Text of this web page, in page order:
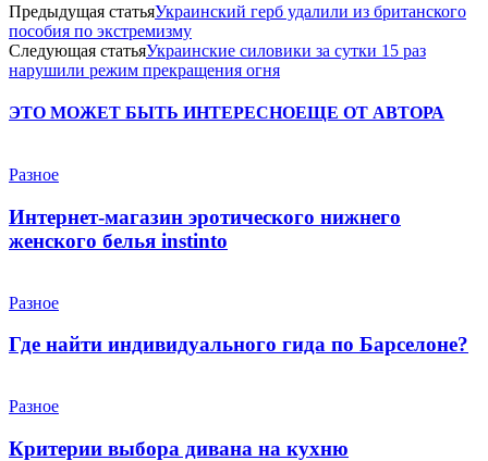
Предыдущая статьяУкраинский герб удалили из британского
пособия по экстремизму
Следующая статьяУкраинские силовики за сутки 15 раз
нарушили режим прекращения огня
ЭТО МОЖЕТ БЫТЬ ИНТЕРЕСНОЕЩЕ ОТ АВТОРА
Разное
Интернет-магазин эротического нижнего
женского белья instinto
Разное
Где найти индивидуального гида по Барселоне?
Разное
Критерии выбора дивана на кухню